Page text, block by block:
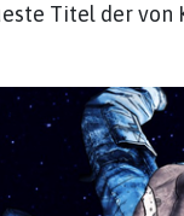
Titel der